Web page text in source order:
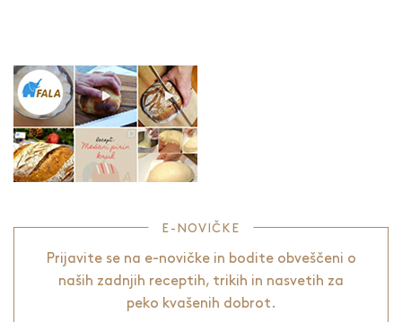
E-NOVIČKE
Prijavite se na e-novičke in bodite obveščeni o
naših zadnjih receptih, trikih in nasvetih za
peko kvašenih dobrot.